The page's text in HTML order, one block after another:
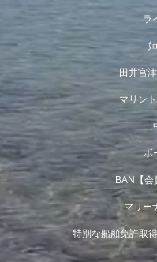
ラ
田井宮
マリン
ボ
BAN【会
マリー
特別な船舶免許取